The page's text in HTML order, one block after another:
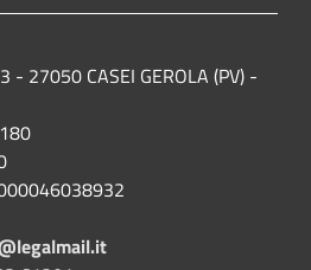
- 27050 CASEI GEROLA (PV) -